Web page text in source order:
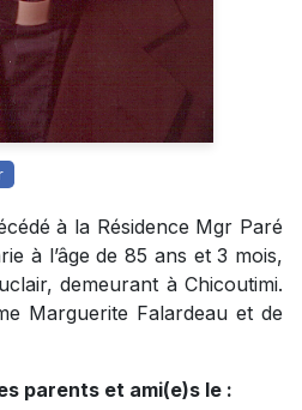
à la Résidence Mgr Paré
à l’âge de 85 ans et 3 mois,
demeurant à Chicoutimi.
Marguerite Falardeau et de
parents et ami(e)s le :